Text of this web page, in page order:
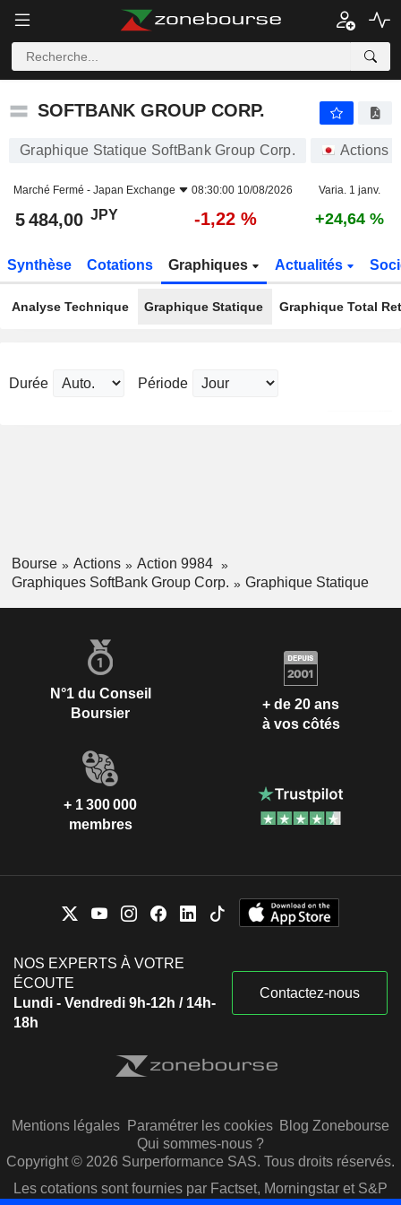
SOFTBANK GROUP CORP.
SOFTBANK GROUP CORP.
Graphique Statique SoftBank Group Corp. Actions
Marché Fermé - Japan Exchange 08:30:00 10/08/2026 Varia. 1 janv.
5 484,00 JPY -1,22 % +24,64 %
Synthèse Cotations Graphiques Actualités
Analyse Technique Graphique Statique Graphique Total
Durée Période
Bourse Actions
Action 9984
Graphiques SoftBank Group Corp.
Graphique Statique
N°1 du Conseil
Boursier
+ de 20 ans
à vos côtés
+ 1 300 000
membres
NOS EXPERTS À VOTRE
ÉCOUTE
Lundi - Vendredi 9h-12h / 14h-
18h
Contactez-nous
Mentions légales Paramétrer les cookies Blog Zonebourse
Qui sommes-nous ?
Copyright © 2026 Surperformance SAS. Tous droits réservés.
Les cotations sont fournies par Factset, Morningstar et S&P